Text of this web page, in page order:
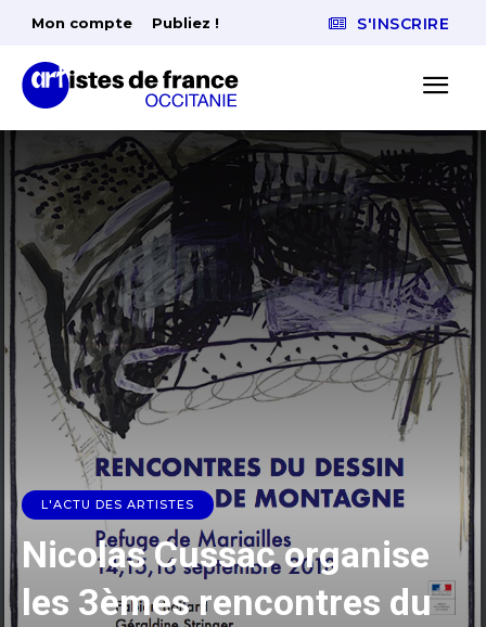
Mon compte Publiez ! S'INSCRIRE
L'ACTU DES ARTISTES
Nicolas Cussac organise
les 3èmes rencontres du